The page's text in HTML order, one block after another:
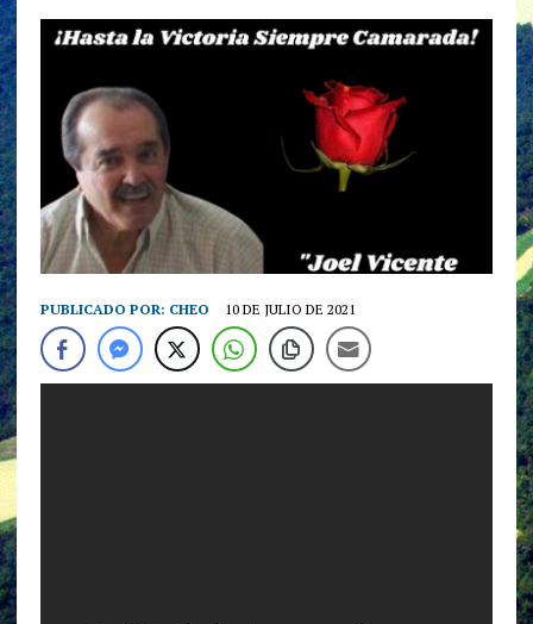
PUBLICADO POR: CHEO 10 DE JULIO DE 2021